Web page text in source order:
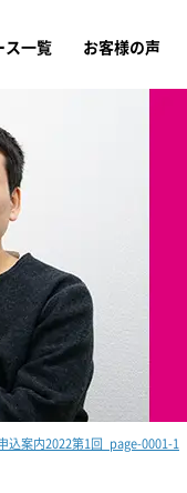
ス一覧 お客様の声
込案内2022第1回_page-0001-1